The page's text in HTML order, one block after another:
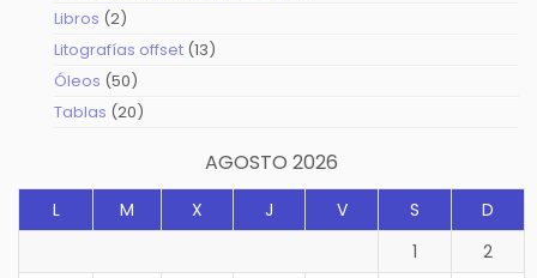
Libros 22
productos
Litografías offset 1313
Óleos 5050
productos
Tablas 2020
AGOSTO 2026
L M X J V S
D
1
2